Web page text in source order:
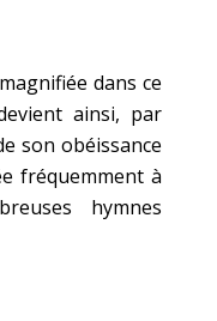
dans ce
ainsi, par
son obéissance
fréquemment à
hymnes
Close